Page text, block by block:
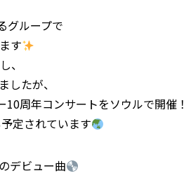
グループで
す
、
したが、
周年コンサートをソウルで開催！
定されています
デビュー曲